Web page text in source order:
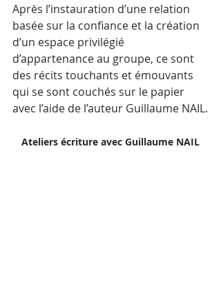
Après l’instauration d’une relation
basée sur la confiance et la création
d’un espace privilégié
d’appartenance au groupe, ce sont
des récits touchants et émouvants
qui se sont couchés sur le papier
avec l’aide de l’auteur Guillaume NAIL.
Ateliers écriture avec Guillaume NAIL